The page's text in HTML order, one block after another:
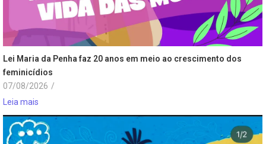
Lei Maria da Penha faz 20 anos em meio ao crescimento dos
feminicídios
07/08/2026 /
Leia mais